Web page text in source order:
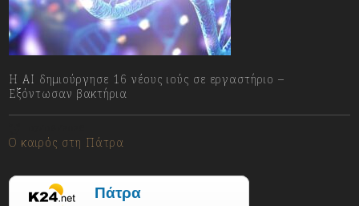
H AI δημιούργησε 16 νέους ιούς σε εργαστήριο –
Εξόντωσαν βακτήρια
Ο καιρός στη Πάτρα